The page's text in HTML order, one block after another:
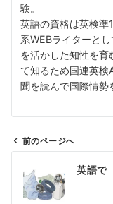
験。
英語の資格は英検準
系WEBライターと
を活かした知性を
て知るため国連英
聞を読んで国際情勢
前のページへ
英語で